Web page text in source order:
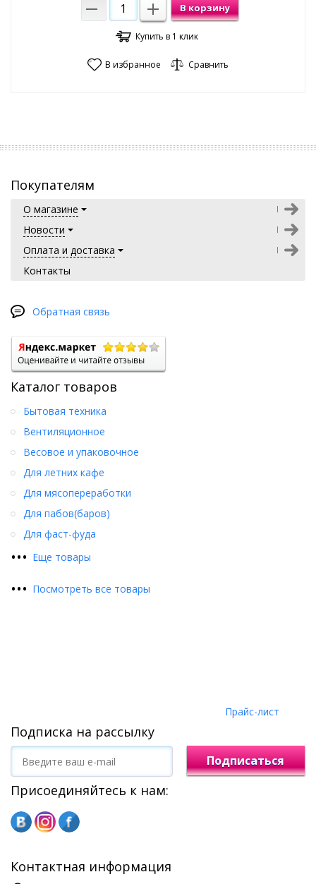
В корзину
Купить в 1 клик
В избранное Сравнить
Покупателям
О магазине
Новости
Оплата и доставка
Контакты
Обратная связь
Каталог товаров
••• Еще товары
Бытовая техника
Вентиляционное
Весовое и упаковочное
Для летних кафе
Для мясопереработки
Для пабов(баров)
Для фаст-фуда
••• Посмотреть все товары
Прайс-лист
Подписка на рассылку
Подписаться
Присоединяйтесь к нам:
Контактная информация